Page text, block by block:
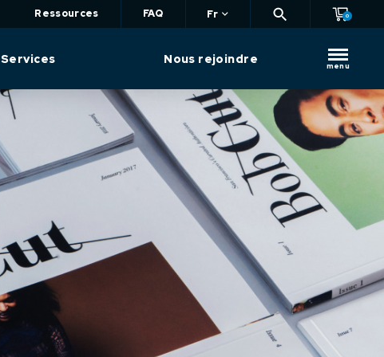
Ressources FAQ Fr 0
Services Nous rejoindre
menu